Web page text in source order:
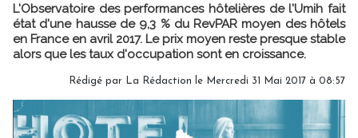
L'Observatoire des performances hôtelières de l'Umih fait
état d'une hausse de 9,3 % du RevPAR moyen des hôtels
en France en avril 2017. Le prix moyen reste presque stable
alors que les taux d'occupation sont en croissance.
Rédigé par La Rédaction le Mercredi 31 Mai 2017 à 08:57